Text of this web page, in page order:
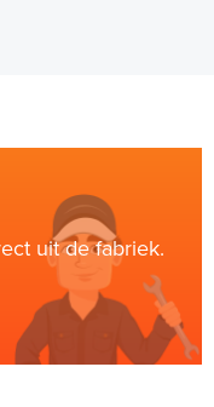
uit de fabriek.